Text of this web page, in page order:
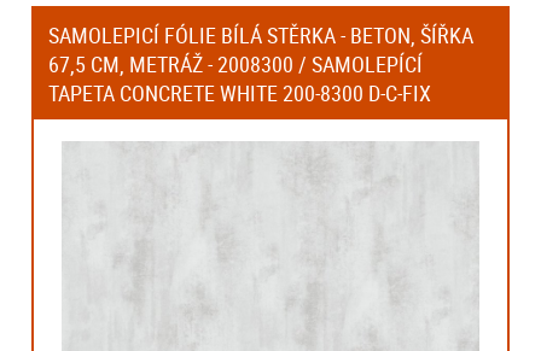
SAMOLEPICÍ FÓLIE BÍLÁ STĚRKA - BETON, ŠÍŘKA
67,5 CM, METRÁŽ - 2008300 / SAMOLEPÍCÍ
TAPETA CONCRETE WHITE 200-8300 D-C-FIX